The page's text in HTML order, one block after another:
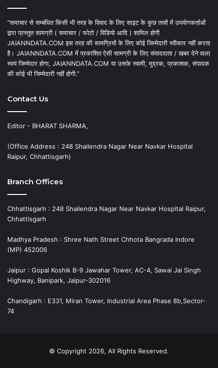
“समाचार से सम्बंधित किसी भी तरह के विवाद के लिए साइट के कुछ तत्वों में उपयोगकर्ताओं
द्वारा प्रस्तुत सामग्री ( समाचार / फोटो / विडियो आदि ) शामिल होगी
JAIANNDATA.COM इस तरह की सामग्रियों के लिए कोई जिम्मेदारी स्वीकार नहीं करता
है। JAIANNDATA.COM में प्रकाशित ऐसी सामग्री के लिए संवाददाता / खबर देने वाला
स्वयं जिम्मेदार होगा, JAIANNDATA.COM या उसके स्वामी, मुद्रक, प्रकाशक, संपादक
की कोई भी जिम्मेदारी नहीं होगी.”
Contact Us
Editor - BHARAT SHARMA,
(Office Address : 248 Shailendra Nagar Near Navkar Hospital
Raipur, Chhattisgarh)
Branch Offices
Chhattisgarh : 248 Shailendra Nagar Near Navkar Hospital Raipur,
Chhattisgarh
Madhya Pradesh : Shree Nath Street Chhota Bangrada Indore
(MP) 452006
Jaipur : Gopal Koshik B-9 Jawahar Tower, AC-4, Sawai Jai Singh
Highway, Banipark, Jaipur-302016
Chandigarh : E331, Miran Tower, Industrial Area Phase 8b,Sector-
74
© Copyright 2026, All Rights Reserved.